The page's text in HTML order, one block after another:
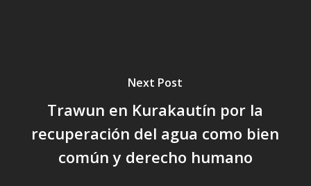
Next Post
Trawun en Kurakautín por la
recuperación del agua como bien
común y derecho humano